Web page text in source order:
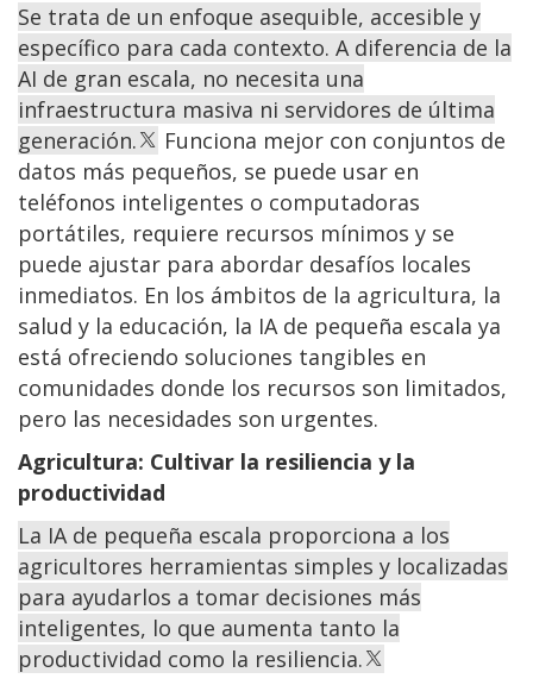
Se trata de un enfoque asequible, accesible y
específico para cada contexto. A diferencia de la
AI de gran escala, no necesita una
infraestructura masiva ni servidores de última
generación.
Funciona mejor con conjuntos de
datos más pequeños, se puede usar en
teléfonos inteligentes o computadoras
portátiles, requiere recursos mínimos y se
puede ajustar para abordar desafíos locales
inmediatos. En los ámbitos de la agricultura, la
salud y la educación, la IA de pequeña escala ya
está ofreciendo soluciones tangibles en
comunidades donde los recursos son limitados,
pero las necesidades son urgentes.
Agricultura: Cultivar la resiliencia y la
productividad
La IA de pequeña escala proporciona a los
agricultores herramientas simples y localizadas
para ayudarlos a tomar decisiones más
inteligentes, lo que aumenta tanto la
productividad como la resiliencia.